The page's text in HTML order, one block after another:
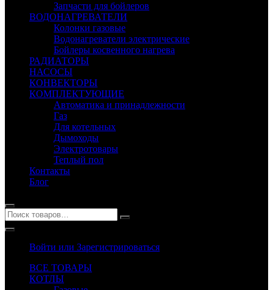
Запчасти для бойлеров
ВОДОНАГРЕВАТЕЛИ
Колонки газовые
Водонагреватели электрические
Бойлеры косвенного нагрева
РАДИАТОРЫ
НАСОСЫ
КОНВЕКТОРЫ
КОМПЛЕКТУЮЩИЕ
Автоматика и принадлежности
Газ
Для котельных
Дымоходы
Электротовары
Теплый пол
Контакты
Блог
Войти или Зарегистрироваться
ВСЕ ТОВАРЫ
КОТЛЫ